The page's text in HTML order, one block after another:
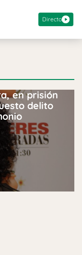
Directo
en prisión
delito